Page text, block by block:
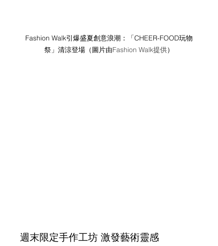
Fashion Walk引爆盛夏創意浪潮：「CHEER-FOOD玩物
祭」清涼登場（圖片由Fashion Walk提供）
週末限定手作工坊 激發藝術靈感